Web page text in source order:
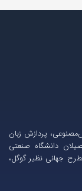
پردازش زبان
دانشگاه صنعتی
جهانی نظیر گوگل،